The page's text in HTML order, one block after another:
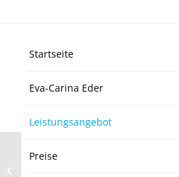
Startseite
Eva-Carina Eder
Leistungsangebot
Preise